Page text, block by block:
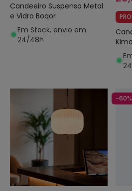
Candeeiro Suspenso Metal
e Vidro Boqor
Em Stock, envio em
24/48h
-60%